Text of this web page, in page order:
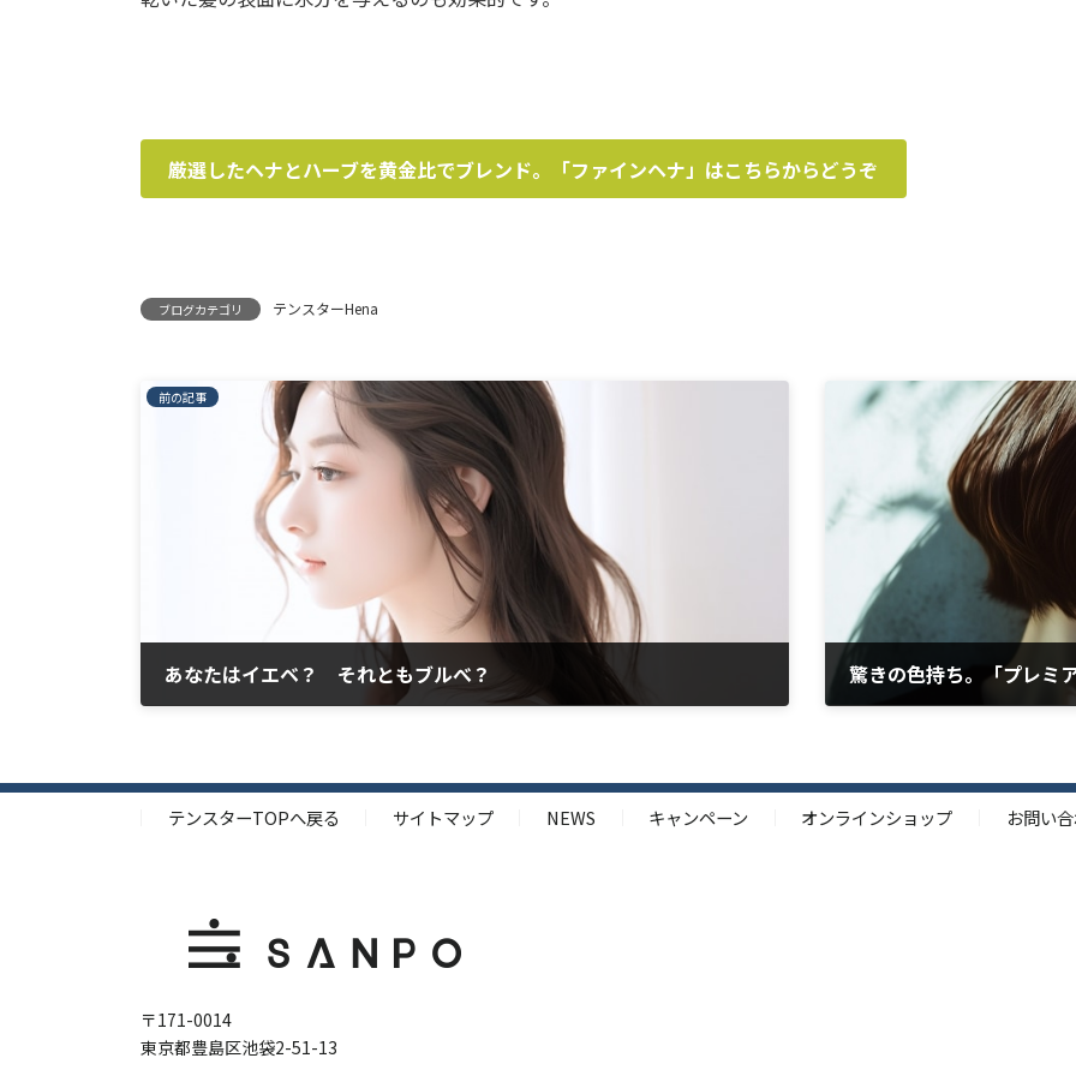
厳選したヘナとハーブを黄金比でブレンド。「ファインヘナ」はこちらからどうぞ
ブログカテゴリ テンスターHena
前の記事
あなたはイエベ？ それともブルべ？ 驚きの色持ち。「プレミ
テンスターTOPへ戻る サイトマップ NEWS キャンペーン オンラインショップ お問い
〒171-0014
東京都豊島区池袋2-51-13